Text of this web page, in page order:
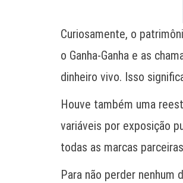
Curiosamente, o
o Ganha-Ganha e as
dinheiro vivo. Isso
Houve também uma
variáveis por exposição
todas as marcas
Para não perder